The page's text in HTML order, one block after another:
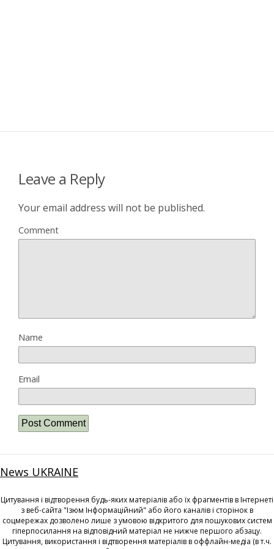
Leave a Reply
Your email address will not be published.
Comment
Name
Email
News UKRAINE
Цитування і відтворення будь-яких матеріалів або їх фрагментів в Інтернеті
з веб-сайта "Ізюм Інформаційний" або його каналів і сторінок в
соцмережах дозволено лише з умовою відкритого для пошукових систем
гіперпосилання на відповідний матеріал не нижче першого абзацу.
Цитування, використання і відтворення матеріалів в оффлайн-медіа (в т.ч.